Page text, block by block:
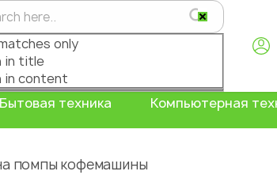
only
in title
in content
Бытовая техника Компьютерная
помпы кофемашины